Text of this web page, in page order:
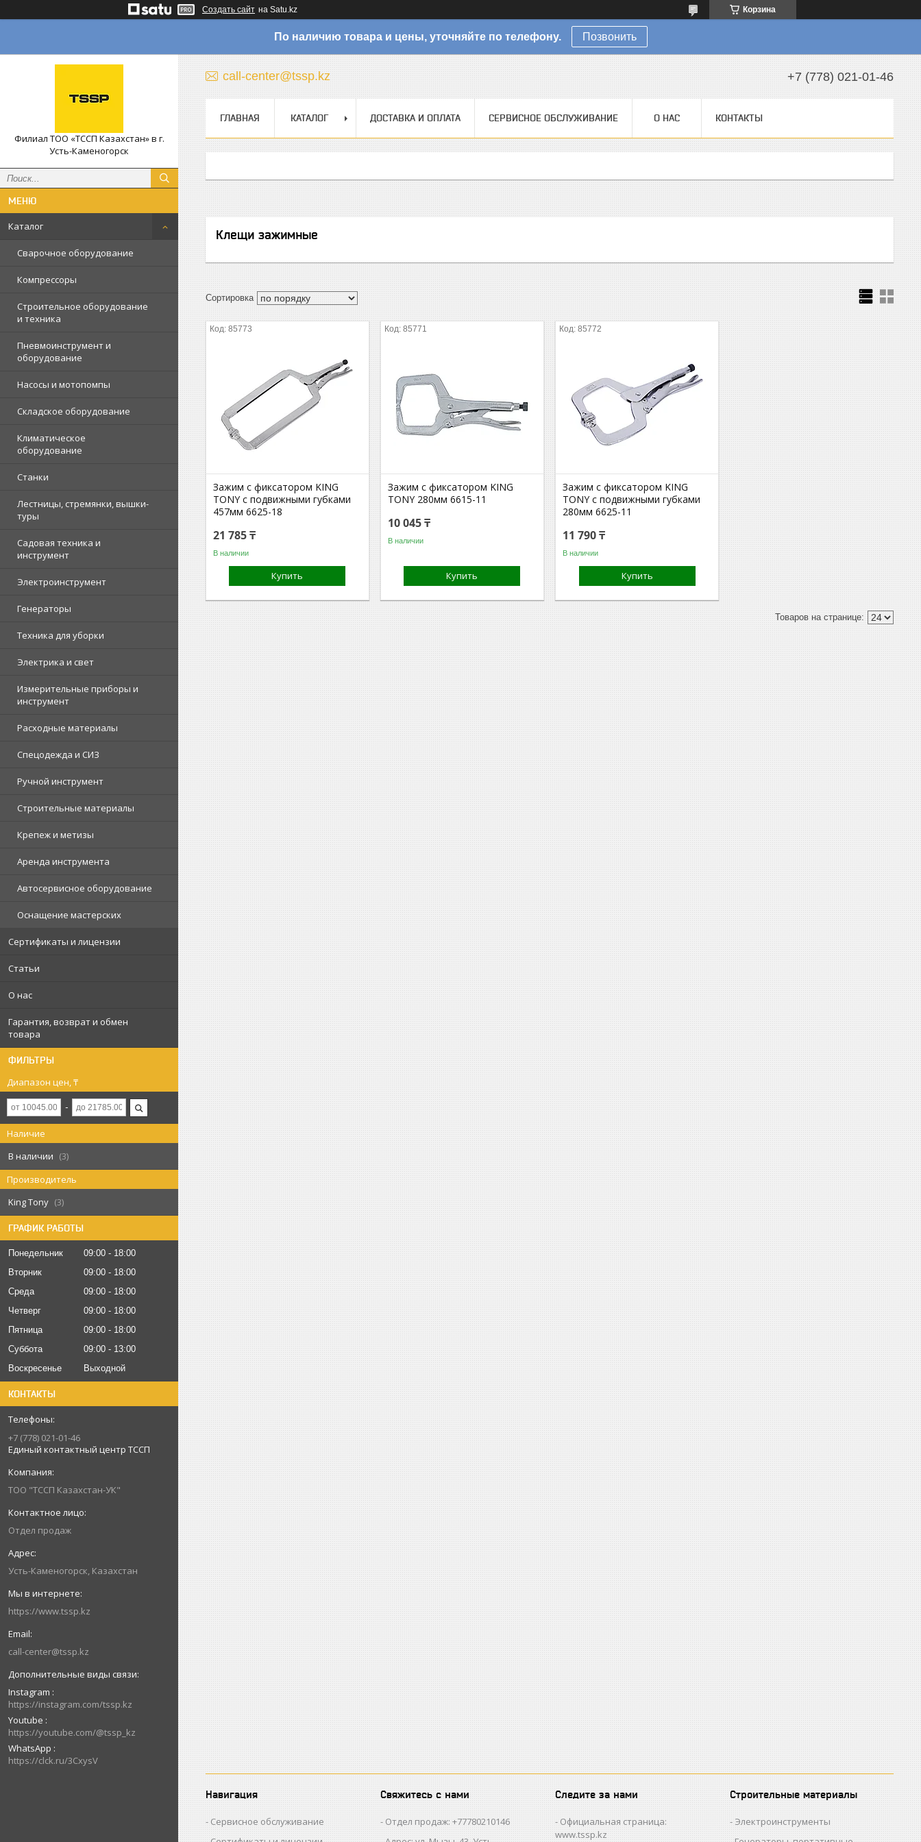
Создать сайт на Satu.kz Корзина
По наличию товара и цены, уточняйте по телефону. Позвонить
Филиал ТОО «ТССП Казахстан» в г.
Усть-Каменогорск
Каталог
Сварочное оборудование
Компрессоры
Строительное оборудование
и техника
Пневмоинструмент и
оборудование
Насосы и мотопомпы
Складское оборудование
Климатическое
оборудование
Станки
Лестницы, стремянки, вышки-
туры
Садовая техника и
инструмент
Электроинструмент
Генераторы
Техника для уборки
Электрика и свет
Измерительные приборы и
инструмент
Расходные материалы
Спецодежда и СИЗ
Ручной инструмент
Строительные материалы
Крепеж и метизы
Аренда инструмента
Автосервисное оборудование
Оснащение мастерских
Сертификаты и лицензии
Статьи
О нас
Гарантия, возврат и обмен
товара
ФИЛЬТРЫ
Диапазон цен, ₸
Наличие
В наличии
3
Производитель
King Tony
3
ГРАФИК РАБОТЫ
Понедельник 09:00
18:00
Вторник
09:00
18:00
Среда
09:00
18:00
Четверг
09:00
18:00
Пятница
09:00
18:00
Суббота
09:00
13:00
Воскресенье
Выходной
КОНТАКТЫ
+7 (778) 021-01-46
Единый контактный центр ТССП
ТОО "ТССП Казахстан-УК"
Отдел продаж
Усть-Каменогорск, Казахстан
https://www.tssp.kz
call-center@tssp.kz
Instagram
https://instagram.com/tssp.kz
Youtube
https://youtube.com/@tssp_kz
WhatsApp
https://clck.ru/3CxysV
call-center@tssp.kz +7 (778) 021-01-46
ГЛАВНАЯ КАТАЛОГ ДОСТАВКА И ОПЛАТА СЕРВИСНОЕ ОБСЛУЖИВАНИЕ О НАС КОНТАКТЫ
Клещи зажимные
85773
Зажим с фиксатором KING
TONY с подвижными губками
457мм 6625-18
21 785 ₸
В наличии
Купить
85771
Зажим с фиксатором KING
TONY 280мм 6615-11
10 045 ₸
В наличии
Купить
85772
Зажим с фиксатором KING
TONY с подвижными губками
280мм 6625-11
11 790 ₸
В наличии
Купить
Навигация
Сервисное обслуживание
Свяжитесь с нами
Отдел продаж: +77780210146
Следите за нами
Официальная страница:
www.tssp.kz
Строительные материалы
Электроинструменты